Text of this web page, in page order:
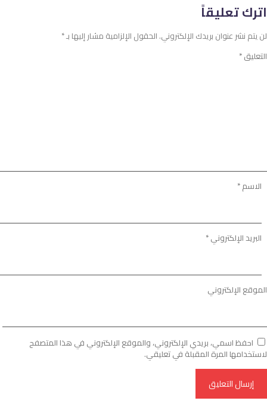
اترك تعليقاً
لن يتم نشر عنوان بريدك الإلكتروني. الحقول الإلزامية مشار إليها بـ*
التعليق*
الاسم*
البريد الإلكتروني*
الموقع الإلكتروني
احفظ اسمي، بريدي الإلكتروني، والموقع الإلكتروني في هذا المتصفح
لاستخدامها المرة المقبلة في تعليقي.